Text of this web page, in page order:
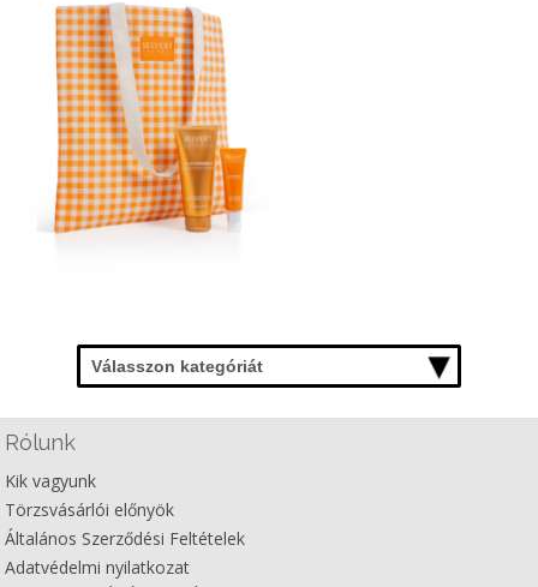
Válasszon kategóriát
Rólunk
Kik vagyunk
Törzsvásárlói előnyök
Általános Szerződési Feltételek
Adatvédelmi nyilatkozat